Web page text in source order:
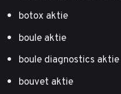
botox aktie
boule aktie
boule diagnostics aktie
bouvet aktie